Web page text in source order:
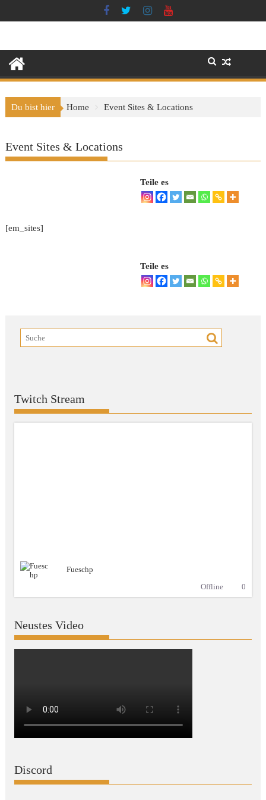
to
Du bist hier Home Event Sites & Locations
Event Sites & Locations
Teile es
[em_sites]
Teile es
Twitch Stream
Fueschp
Offline
0
Neustes Video
Discord